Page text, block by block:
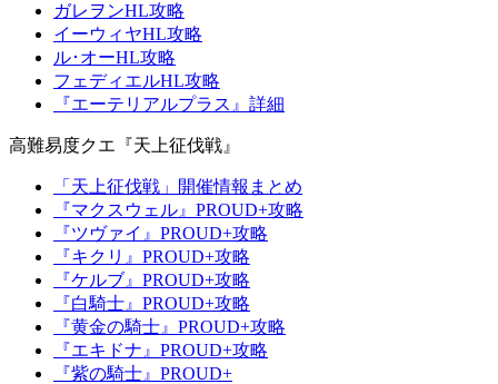
ガレヲンHL攻略
イーウィヤHL攻略
ル･オーHL攻略
フェディエルHL攻略
『エーテリアルプラス』詳細
高難易度クエ『天上征伐戦』
「天上征伐戦」開催情報まとめ
『マクスウェル』PROUD+攻略
『ツヴァイ』PROUD+攻略
『キクリ』PROUD+攻略
『ケルブ』PROUD+攻略
『白騎士』PROUD+攻略
『黄金の騎士』PROUD+攻略
『エキドナ』PROUD+攻略
『紫の騎士』PROUD+